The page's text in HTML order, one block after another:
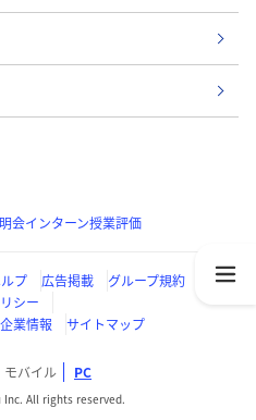
会インターン授業評価
プ 広告掲載
グループ規約
シー
企業情報 サイトマップ
モバイル PC
All rights reserved.